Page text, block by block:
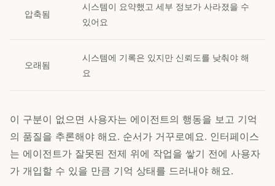
압축됨
시스템이 요약했고 세부 정보가 사라졌을 수
있어요
오래됨
시스템에 기록은 있지만 신뢰도를 낮춰야 해
요
이 구분이 없으면 사용자는 에이전트의 행동을 보고 기억
의 품질을 추론해야 해요. 순서가 거꾸로예요. 인터페이스
는 에이전트가 잘못된 전제 위에 작업을 쌓기 전에 사용자
가 개입할 수 있을 만큼 기억 상태를 드러내야 해요.